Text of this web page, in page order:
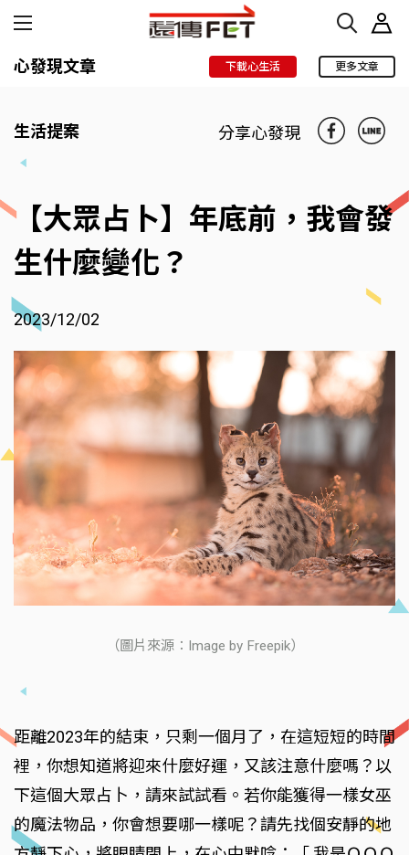
心發現文章 下載心生活 更多文章
生活提案 分享心發現
【大眾占卜】年底前，我會發
生什麼變化？
2023/12/02
（圖片來源：Image by Freepik）
距離2023年的結束，只剩一個月了，在這短短的時間
裡，你想知道將迎來什麼好運，又該注意什麼嗎？以
下這個大眾占卜，請來試試看。若你能獲得一樣女巫
的魔法物品，你會想要哪一樣呢？請先找個安靜的地